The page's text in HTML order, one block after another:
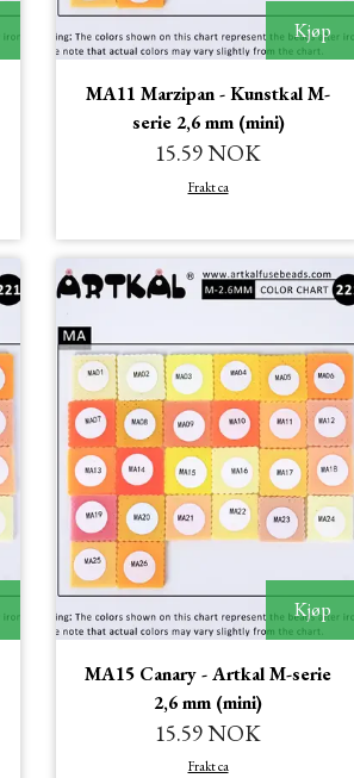
Kjøp
MA11 Marzipan - Kunstkal M-
serie 2,6 mm (mini)
15.59 NOK
Frakt ca
Kjøp
MA15 Canary - Artkal M-serie
2,6 mm (mini)
15.59 NOK
Frakt ca